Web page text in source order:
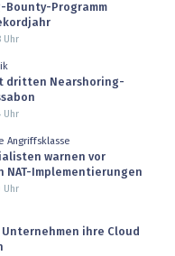
Bounty-Programm
Uhr
dritten Nearshoring-
Uhr
Angriffsklasse
warnen vor
NAT-Implementierungen
Uhr
Unternehmen ihre Cloud